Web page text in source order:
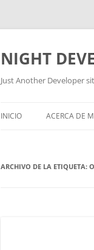
NIGHT
Just Another Developer
INICIO ACERCA DE
ARCHIVO DE LA ETIQUETA: